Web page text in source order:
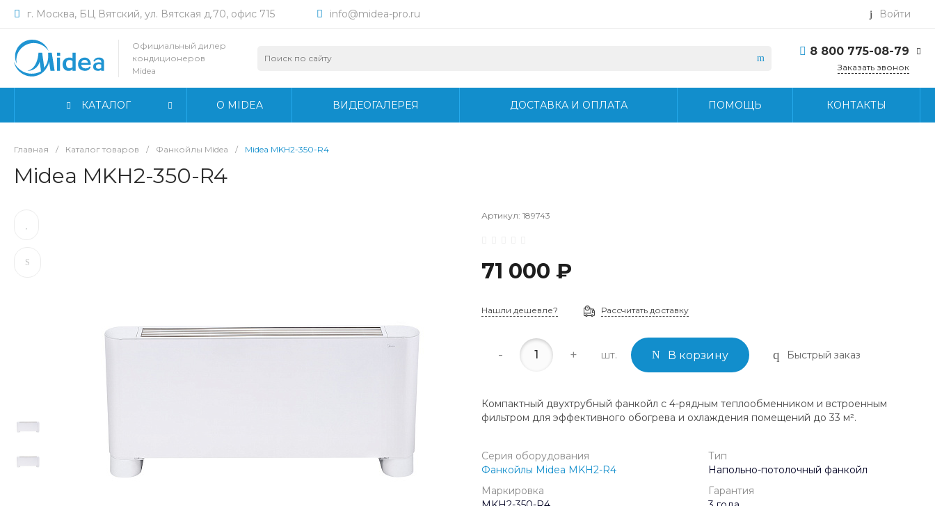
г. Москва, БЦ Вятский, ул. Вятская д.70, офис 715 info@midea-pro.ru Войти
Официальный дилер
кондиционеров
Midea
8 800 775-08-79
г. Москва, БЦ Вятский,
Заказать звонок
КАТАЛОГ О MIDEA ВИДЕОГАЛЕРЕЯ ДОСТАВКА И ОПЛАТА ПОМОЩЬ КОНТАКТЫ
Главная / Каталог товаров / Фанкойлы Midea / Midea MKH2-350-R4
Midea MKH2-350-R4
Артикул: 189743
71 000 ₽
Нашли дешевле? Рассчитать доставку
- + шт. В корзину Быстрый заказ
Компактный двухтрубный фанкойл с 4-рядным теплообменником и встроенным
фильтром для эффективного обогрева и охлаждения помещений до 33 м².
Серия оборудования
Фанкойлы Midea MKH2-R4
Тип
Напольно-потолочный фанкойл
Маркировка
Гарантия